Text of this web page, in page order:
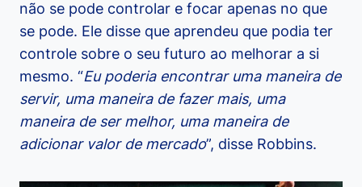
não se pode controlar e focar apenas no que
se pode. Ele disse que aprendeu que podia ter
controle sobre o seu futuro ao melhorar a si
mesmo. “Eu poderia encontrar uma maneira de
servir, uma maneira de fazer mais, uma
maneira de ser melhor, uma maneira de
adicionar valor de mercado”, disse Robbins.